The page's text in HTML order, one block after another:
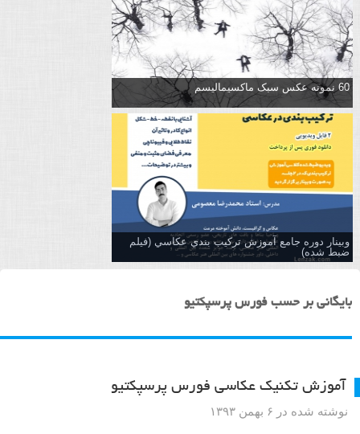
60 نمونه عکس سبک ماکسیمالیسم
وبینار دوره جامع آموزش تركيب بندي عكاسي (فیلم
ضبط شده)
بایگانی بر حسب فورس پرسپکتیو
آموزش تکنیک عکاسی فورس پرسپکتیو
نوشته شده در ۶ بهمن ۱۳۹۳